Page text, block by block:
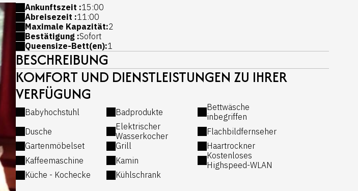
Ankunftszeit :15:00
Abreisezeit :11:00
Maximale Kapazität:2
Bestätigung :Sofort
Queensize-Bett(en):1
BESCHREIBUNG
KOMFORT UND DIENSTLEISTUNGEN ZU IHRER
VERFÜGUNG
Babyhochstuhl Badprodukte
Bettwäsche
inbegriffen
Dusche
Elektrischer
Wasserkocher
Flachbildfernseher
Gartenmöbelset
Grill
Haartrockner
Kaffeemaschine
Kamin
Kostenloses
Highspeed-WLAN
Küche - Kochecke
Kühlschrank